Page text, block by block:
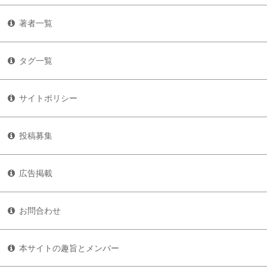
著者一覧
タグ一覧
サイトポリシー
投稿募集
広告掲載
お問合わせ
本サイトの趣旨とメンバー